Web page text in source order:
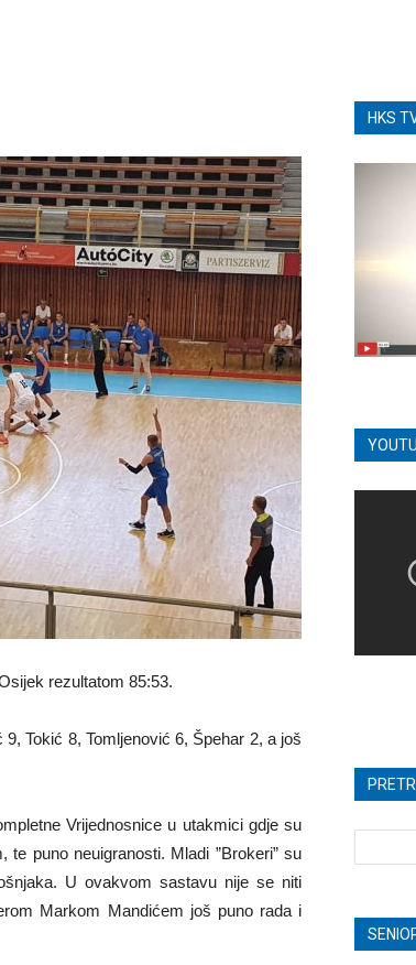
rezultatom 85:53.
Tokić 8, Tomljenović 6, Špehar 2, a još
Vrijednosnice u utakmici gdje su
puno neuigranosti. Mladi ”Brokeri” su
U ovakvom sastavu nije se niti
Markom Mandićem još puno rada i
HKS